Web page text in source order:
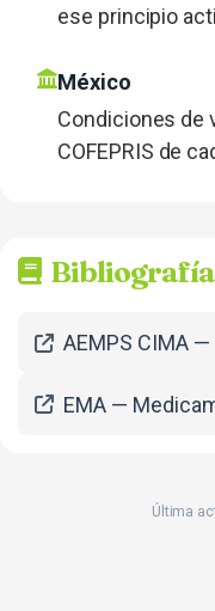
ese principio
México
Condiciones de
COFEPRIS de
AEMPS CIMA
EMA —
Última